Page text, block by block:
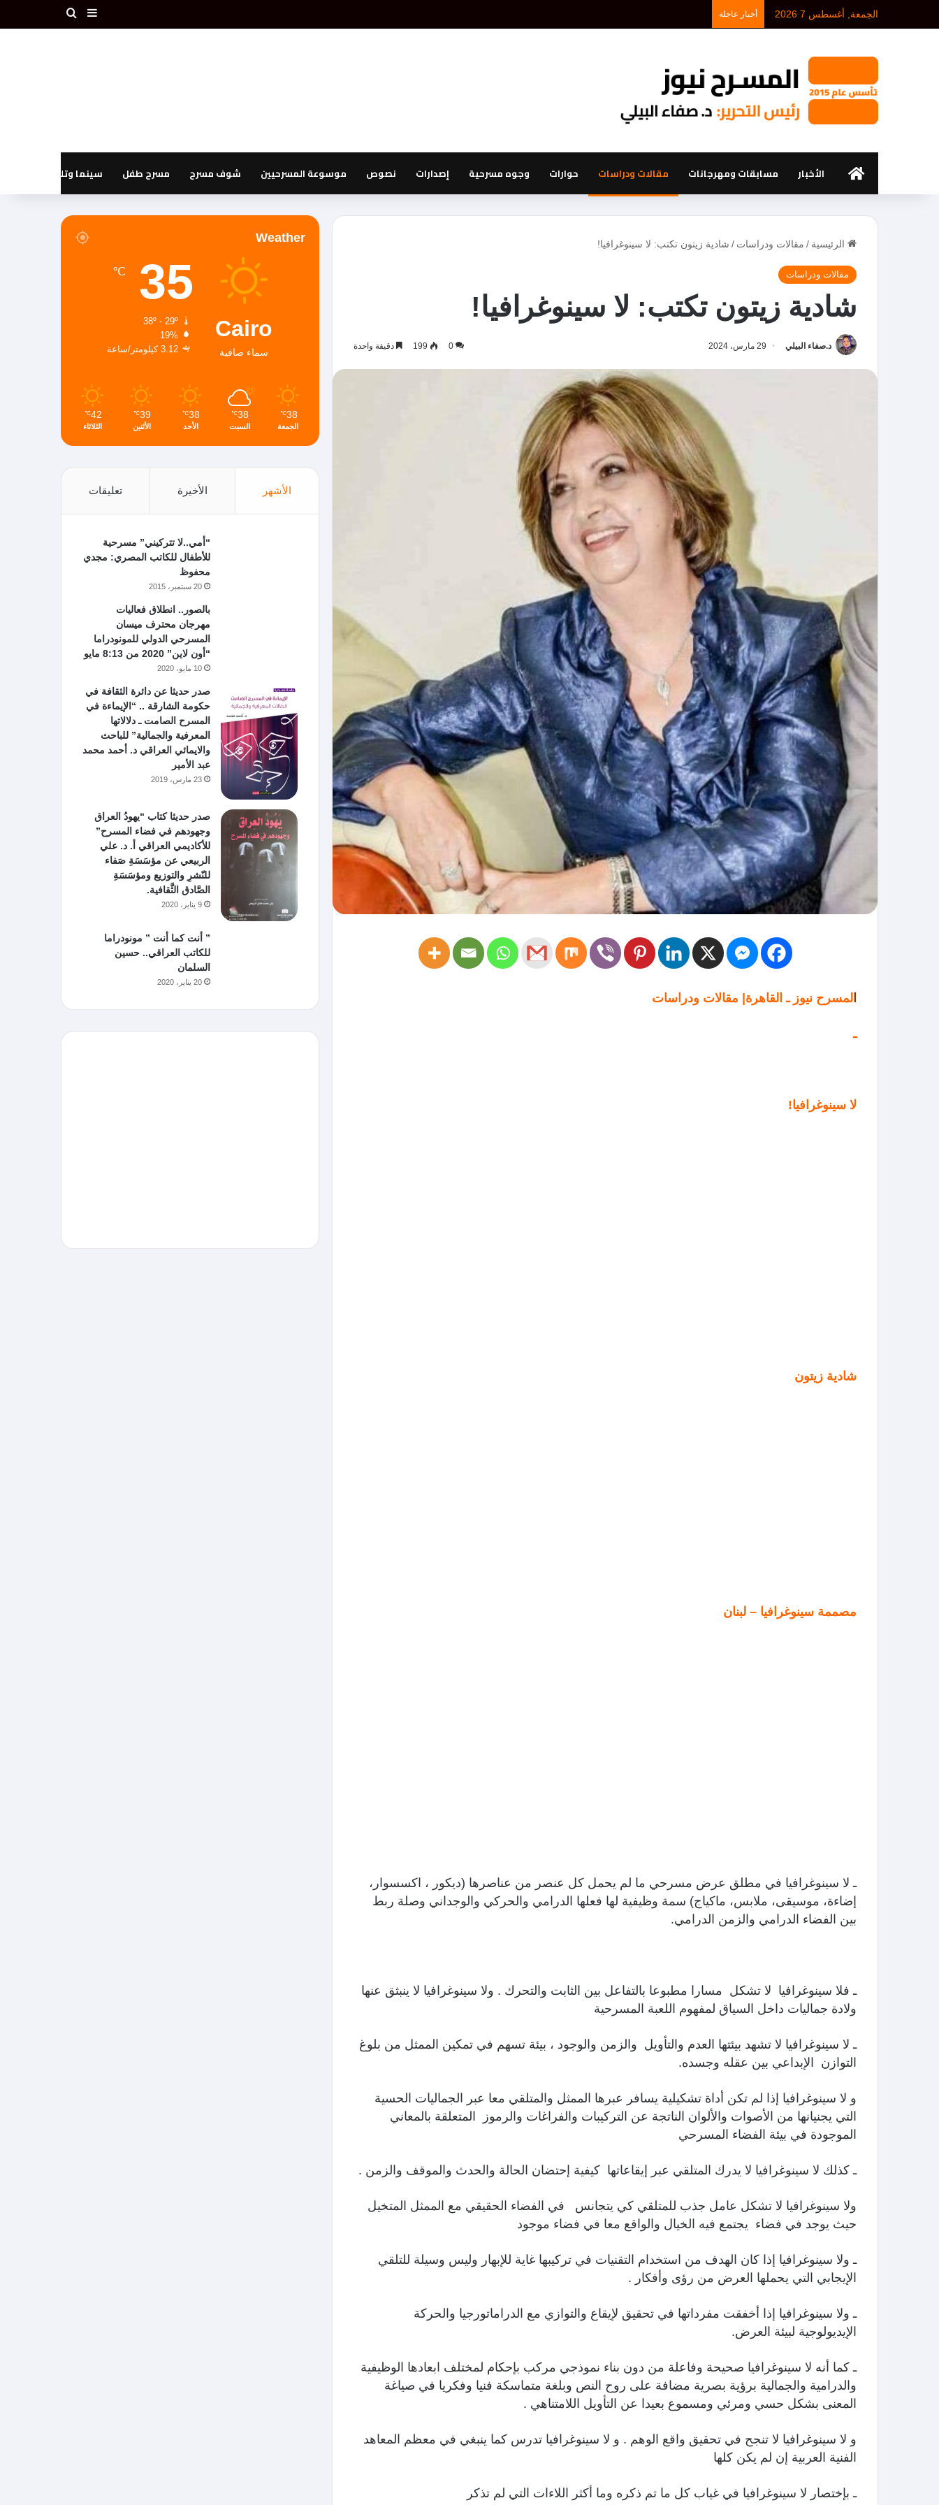
الجمعة, أغسطس 7 2026 أخبار عاجلة إضافة عمود جانبي
الرئيسيةالأخبار مسابقات ومهرجانات مقالات ودراسات حوارات وجوه مسرحية إصدارات نصوص موسوعة المسرحيين شوف مسرح مسرح طفل سينما وتليفزيون
الرئيسية / مقالات ودراسات / شادية زيتون تكتب: لا سينوغرافيا!
مقالات ودراسات
شادية زيتون تكتب: لا سينوغرافيا!
د.صفاء البيلي 29 مارس، 2024 0
199 دقيقة واحدة
لمسرح نيوز ـ القاهرة| مقالات ودراسات
ـ
لا سينوغرافيا!
شادية زيتون
مصممة سينوغرافيا – لبنان
ـ لا سينوغرافيا في مطلق عرض مسرحي ما لم يحمل كل عنصر من عناصرها (ديكور ، اكسسوار،
إضاءة، موسيقى، ملابس، ماكياج) سمة وظيفية لها فعلها الدرامي والحركي والوجداني وصلة ربط
بين الفضاء الدرامي والزمن الدرامي.
ـ فلا سينوغرافيا لا تشكل مسارا مطبوعا بالتفاعل بين الثابت والتحرك . ولا سينوغرافيا لا ينبثق عنها
ولادة جماليات داخل السياق لمفهوم اللعبة المسرحية
ـ لا سينوغرافيا لا تشهد بيئتها العدم والتأويل والزمن والوجود ، بيئة تسهم في تمكين الممثل من بلوغ
التوازن الإبداعي بين عقله وجسده.
و لا سينوغرافيا إذا لم تكن أداة تشكيلية يسافر عبرها الممثل والمتلقي معا عبر الجماليات الحسية
التي يجنيانها من الأصوات والألوان الناتجة عن التركيبات والفراغات والرموز المتعلقة بالمعاني
الموجودة في بيئة الفضاء المسرحي
ـ كذلك لا سينوغرافيا لا يدرك المتلقي عبر إيقاعاتها كيفية إحتضان الحالة والحدث والموقف والزمن .
ولا سينوغرافيا لا تشكل عامل جذب للمتلقي كي يتجانس في الفضاء الحقيقي مع الممثل المتخيل
حيث يوجد في فضاء يجتمع فيه الخيال والواقع معا في فضاء موجود
ـ ولا سينوغرافيا إذا كان الهدف من استخدام التقنيات في تركيبها غاية للإبهار وليس وسيلة للتلقي
الإيجابي التي يحملها العرض من رؤى وأفكار .
ـ ولا سينوغرافيا إذا أخفقت مفرداتها في تحقيق لإيقاع والتوازي مع الدراماتورجيا والحركة
الإيديولوجية لبيئة العرض.
ـ كما أنه لا سينوغرافيا صحيحة وفاعلة من دون بناء نموذجي مركب بإحكام لمختلف ابعادها الوظيفية
والدرامية والجمالية برؤية بصرية مضافة على روح النص وبلغة متماسكة فنيا وفكريا في صياغة
المعنى بشكل حسي ومرئي ومسموع بعيدا عن التأويل اللامتناهي .
و لا سينوغرافيا لا تنجح في تحقيق واقع الوهم . و لا سينوغرافيا تدرس كما ينبغي في معظم المعاهد
الفنية العربية إن لم يكن كلها
ـ بإختصار لا سينوغرافيا في غياب كل ما تم ذكره وما أكثر اللاءات التي لم تذكر
Weather
Cairo
سماء صافية
35
℃
19%
3.12 كيلومتر/ساعة
38
℃
الجمعة
38
℃
السبت
38
℃
الأحد
39
℃
الأثنين
42
℃
الثلاثاء
الأشهر الأخيرة تعليقات
“أمي..لا تتركيني” مسرحية
للأطفال للكاتب المصري: مجدي
محفوظ
20 سبتمبر، 2015
بالصور.. انطلاق فعاليات
مهرجان محترف ميسان
المسرحي الدولي للمونودراما
“أون لاين” 2020 من 8:13 مايو
10 مايو، 2020
صدر حديثا عن دائرة الثقافة في
حكومة الشارقة .. “الإيماءة في
المسرح الصامت ـ دلالاتها
المعرفية والجمالية” للباحث
والايمائي العراقي د. أحمد محمد
عبد الأمير
23 مارس، 2019
صدر حديثا كتاب “يهودُ العراق
وجهودهم في فضاء المسرح”
للأكاديمي العراقي أ. د. علي
الربيعي عن مؤسَسَةِ صَفاء
للنّشرِ والتوزيع ومؤسَسَةِ
الصَّادق الثَّقافية.
9 يناير، 2020
” أنت كما أنت ” مونودراما
للكاتب العراقي.. حسين
السلمان
20 يناير، 2020